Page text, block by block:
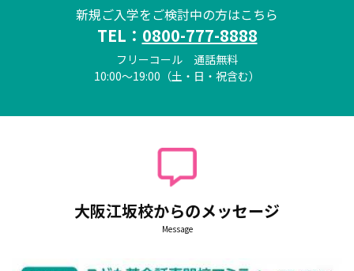
新規ご入学をご検討中の方はこちら
TEL： 0800-777-8888
フリーコール 通話無料
10:00～19:00（土・日・祝含む）
大阪江坂校からのメッセージ
Message